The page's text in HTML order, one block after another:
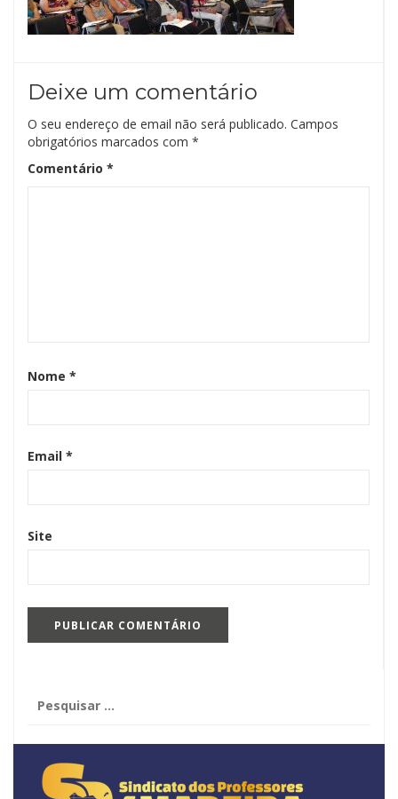
Deixe um comentário
O seu endereço de email não será publicado. Campos
obrigatórios marcados com *
Comentário *
Nome *
Email *
Site
por: